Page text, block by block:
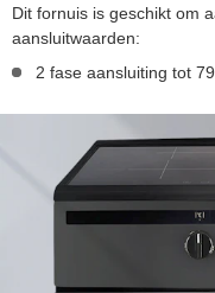
Dit fornuis is geschikt om
aansluitwaarden:
2 fase aansluiting tot